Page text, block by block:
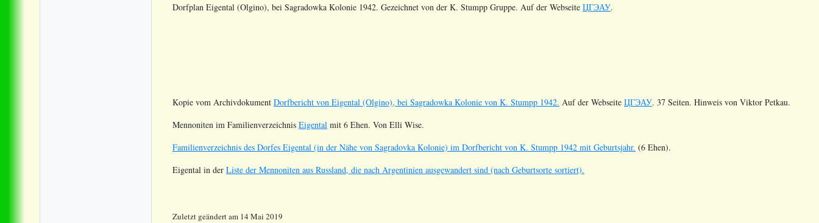
Dorfplan Eigental (Olgino), bei Sagradowka Kolonie 1942. Gezeichnet von der K. Stumpp Gruppe. Auf der Webseite ЦГЭАУ.
Kopie vom Archivdokument Dorfbericht von Eigental (Olgino), bei Sagradowka Kolonie von K. Stumpp 1942. Auf der Webseite ЦГЭАУ. 37 Seiten. Hinweis von Viktor Petkau.
Mennoniten im Familienverzeichnis Eigental mit 6 Ehen. Von Elli Wise.
Familienverzeichnis des Dorfes Eigental (in der Nähe von Sagradovka Kolonie) im Dorfbericht von K. Stumpp 1942 mit Geburtsjahr. (6 Ehen).
Eigental in der Liste der Mennoniten aus Russland, die nach Argentinien ausgewandert sind (nach Geburtsorte sortiert).
Zuletzt geändert am 14 Mai 2019